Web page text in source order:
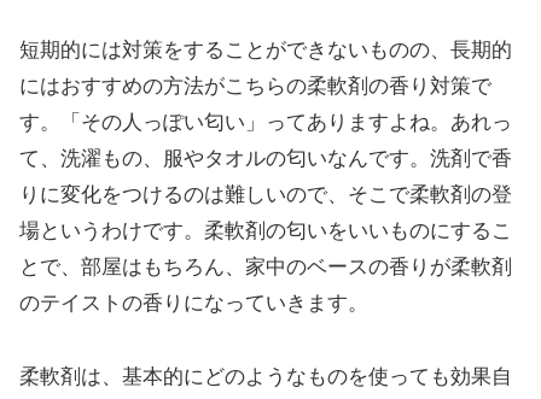
短期的には対策をすることができないものの、長期的
にはおすすめの方法がこちらの柔軟剤の香り対策で
す。「その人っぽい匂い」ってありますよね。あれっ
て、洗濯もの、服やタオルの匂いなんです。洗剤で香
りに変化をつけるのは難しいので、そこで柔軟剤の登
場というわけです。柔軟剤の匂いをいいものにするこ
とで、部屋はもちろん、家中のベースの香りが柔軟剤
のテイストの香りになっていきます。
柔軟剤は、基本的にどのようなものを使っても効果自